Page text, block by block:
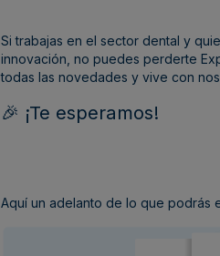
Si trabajas en el sector dental y
innovación, no puedes perderte
todas las novedades y vive con
🎉 ¡Te esperamos!
Aquí un adelanto de lo que podrás